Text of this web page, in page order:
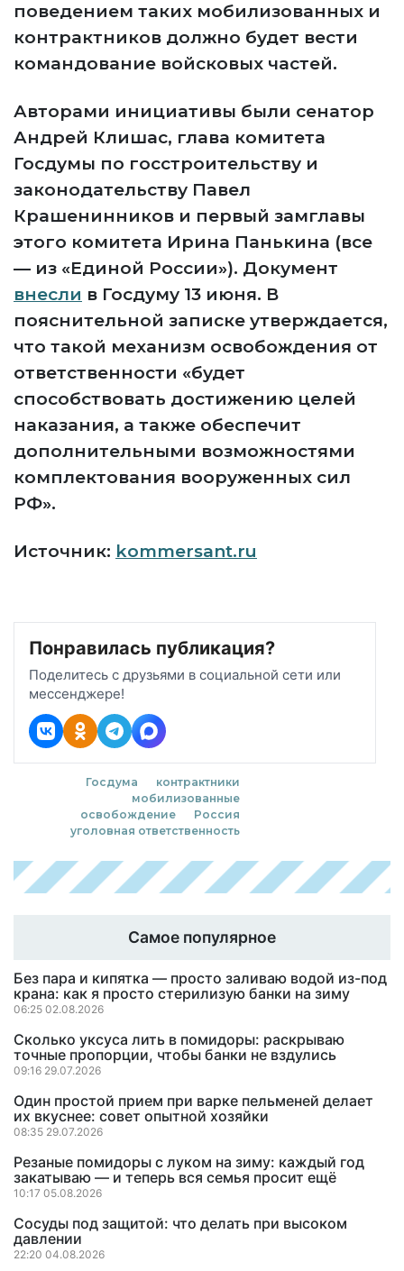
поведением таких мобилизованных и
контрактников должно будет вести
командование войсковых частей.
Авторами инициативы были сенатор
Андрей Клишас, глава комитета
Госдумы по госстроительству и
законодательству Павел
Крашенинников и первый замглавы
этого комитета Ирина Панькина (все
— из «Единой России»). Документ
внесли в Госдуму 13 июня. В
пояснительной записке утверждается,
что такой механизм освобождения от
ответственности «будет
способствовать достижению целей
наказания, а также обеспечит
дополнительными возможностями
комплектования вооруженных сил
РФ».
Источник: kommersant.ru
Понравилась публикация?
Поделитесь с друзьями в социальной сети или
мессенджере!
Госдума
контрактники
мобилизованные
освобождение
Россия
уголовная ответственность
Самое популярное
Без пара и кипятка — просто заливаю водой из-под
крана: как я просто стерилизую банки на зиму
06:25 02.08.2026
Сколько уксуса лить в помидоры: раскрываю
точные пропорции, чтобы банки не вздулись
09:16 29.07.2026
Один простой прием при варке пельменей делает
их вкуснее: совет опытной хозяйки
08:35 29.07.2026
Резаные помидоры с луком на зиму: каждый год
закатываю — и теперь вся семья просит ещё
10:17 05.08.2026
Сосуды под защитой: что делать при высоком
давлении
22:20 04.08.2026